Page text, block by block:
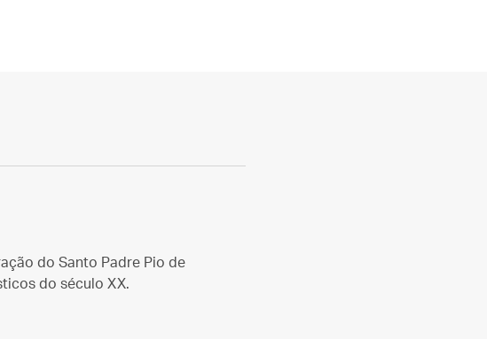
do Santo Padre Pio de
do século XX.